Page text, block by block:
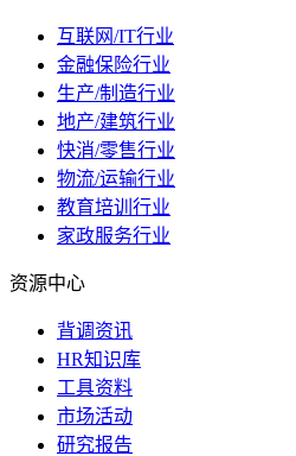
互联网/IT行业
金融保险行业
生产/制造行业
地产/建筑行业
快消/零售行业
物流/运输行业
教育培训行业
家政服务行业
资源中心
背调资讯
HR知识库
工具资料
市场活动
研究报告